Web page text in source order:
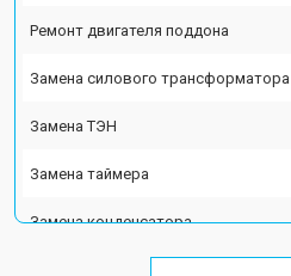
Ремонт двигателя поддона
Замена силового трансформатора
Замена ТЭН
Замена таймера
Замена конденсатора
Ремонт платы управления